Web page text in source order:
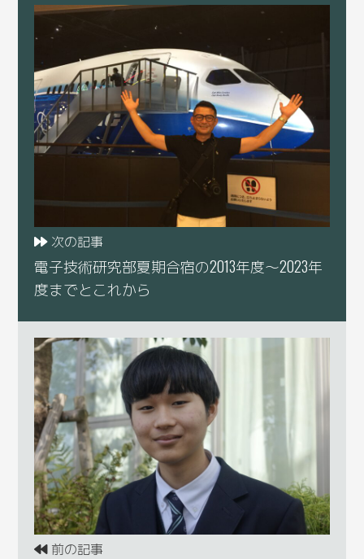
次の記事
電子技術研究部夏期合宿の2013年度～2023年
度までとこれから
前の記事